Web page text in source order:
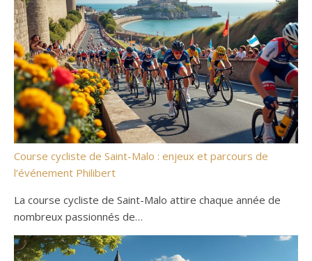
Course cycliste de Saint-Malo : enjeux et parcours de
l’événement Philibert
La course cycliste de Saint-Malo attire chaque année de
nombreux passionnés de…